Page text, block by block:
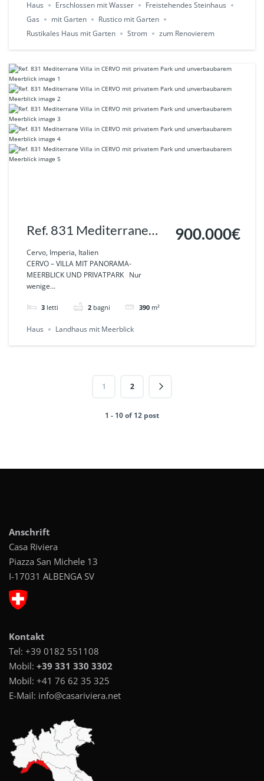
Haus Erschlossen mit Wasser
Freistehendes Steinhaus
Gas
mit Garten
Rustico mit Garten
Rustikales Haus mit Garten
Strom zum Renovierem
Ref. 831 Mediterrane
Villa in CERVO mit
privatem Park und
unverbaubarem
Meerblick
Cervo, Imperia, Italien
CERVO – VILLA MIT PANORAMA-
MEERBLICK UND PRIVATPARK Nur
wenige...
3 letti 2 bagni 390 m²
900.000€
Haus Landhaus mit Meerblick
1 2
1 - 10 of 12 post
Anschrift
Casa Riviera
Piazza San Michele 13
I-17031 ALBENGA SV
Kontakt
Tel: +39 0182 551108
Mobil: +39 331 330 3302
Mobil: +41 76 62 35 325
E-Mail: info@casariviera.net